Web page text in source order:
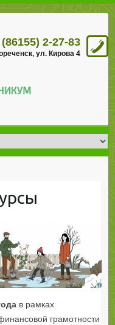
(86155) 2-27-83
ул. Кирова 4
в рамках
грамотности